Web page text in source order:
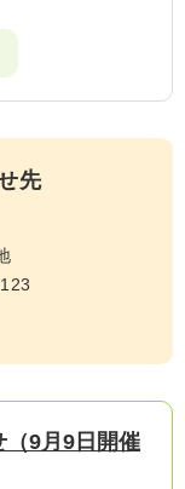
先
（9月9日開催